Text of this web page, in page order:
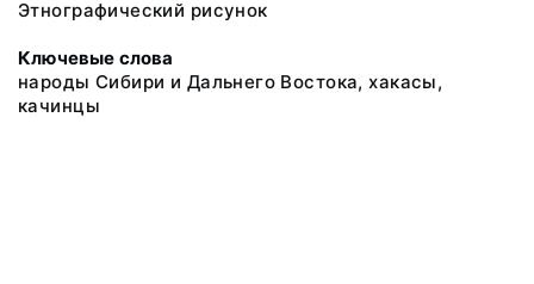
Этнографический рисунок
Ключевые слова
народы Сибири и Дальнего Востока, хакасы,
качинцы